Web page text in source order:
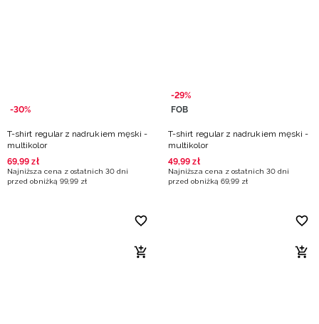
-30%
T-shirt regular z nadrukiem męski -
multikolor
69,99 zł
Najniższa cena z ostatnich 30 dni
przed obniżką 99,99 zł
-29%
FOB
T-shirt regular z nadrukiem męski -
multikolor
49,99 zł
Najniższa cena z ostatnich 30 dni
przed obniżką 69,99 zł